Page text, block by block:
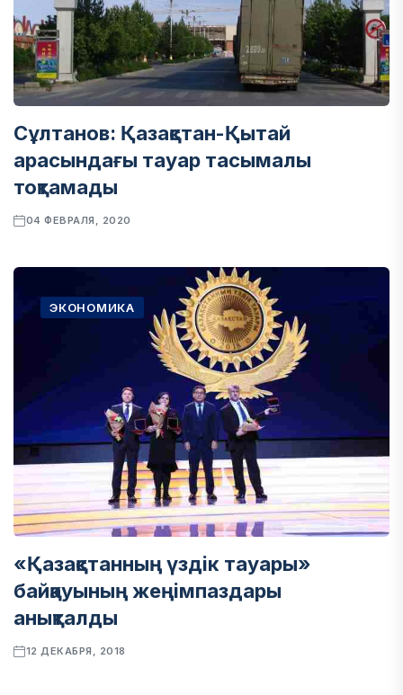
Сұлтанов: Қазақстан-Қытай
арасындағы тауар тасымалы
тоқтамады
04 ФЕВРАЛЯ, 2020
ЭКОНОМИКА
«Қазақстанның үздік тауары»
байқауының жеңімпаздары
анықталды
12 ДЕКАБРЯ, 2018